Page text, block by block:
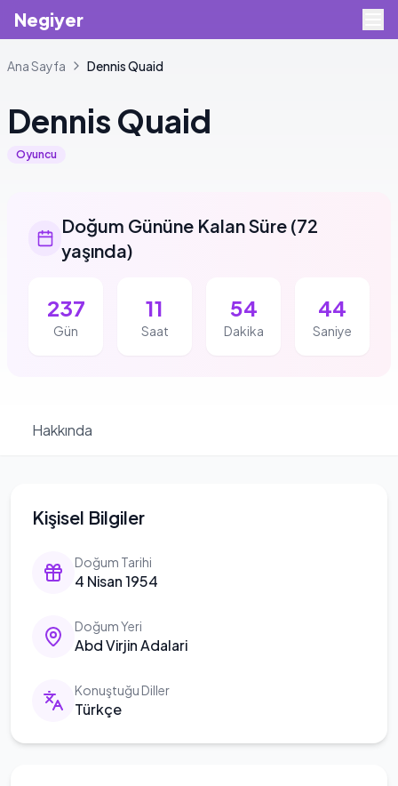
Negiyer
Ana Sayfa DennisQuaid
Dennis Quaid
Oyuncu
Doğum Gününe Kalan Süre (72
yaşında)
237
Gün
11
Saat
54
Dakika
44
Saniye
Hakkında
Kişisel Bilgiler
Doğum Tarihi
4 Nisan 1954
Doğum Yeri
Abd Virjin Adalari
Konuştuğu Diller
Türkçe